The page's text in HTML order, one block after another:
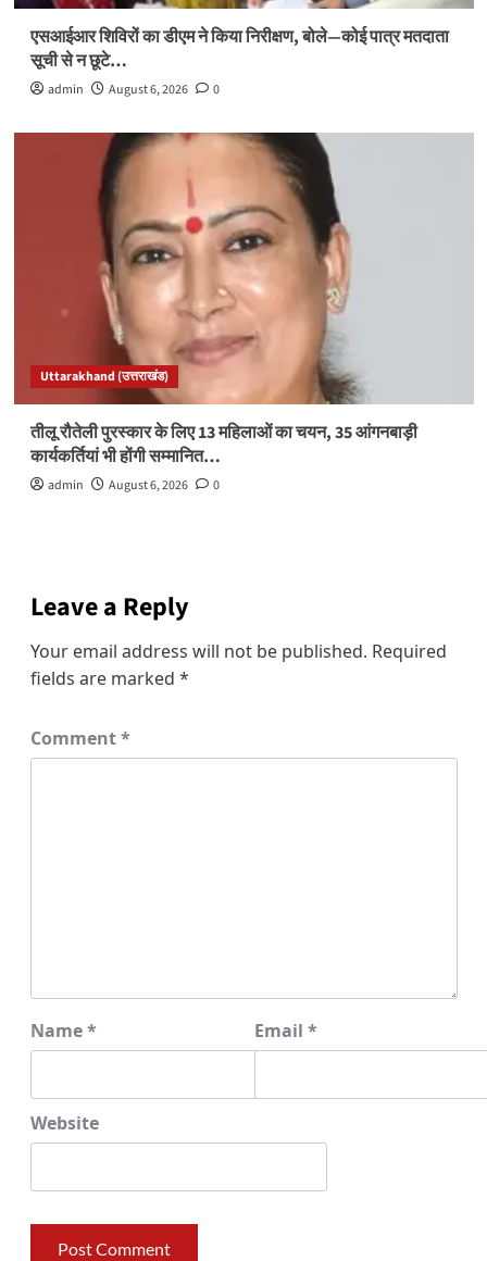
एसआईआर शिविरों का डीएम ने किया निरीक्षण, बोले—कोई पात्र मतदाता
सूची से न छूटे…
admin August 6, 2026 0
Uttarakhand (उत्तराखंड)
तीलू रौतेली पुरस्कार के लिए 13 महिलाओं का चयन, 35 आंगनबाड़ी
कार्यकर्तियां भी होंगी सम्मानित…
admin August 6, 2026 0
Leave a Reply
Your email address will not be published. Required
fields are marked *
Comment*
Name* Email *
Website